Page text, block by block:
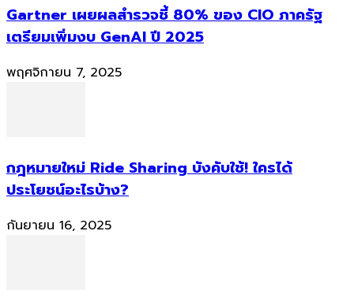
Gartner เผยผลสำรวจชี้ 80% ของ CIO ภาครัฐ
เตรียมเพิ่มงบ GenAI ปี 2025
พฤศจิกายน 7, 2025
กฎหมายใหม่ Ride Sharing บังคับใช้! ใครได้
ประโยชน์อะไรบ้าง?
กันยายน 16, 2025